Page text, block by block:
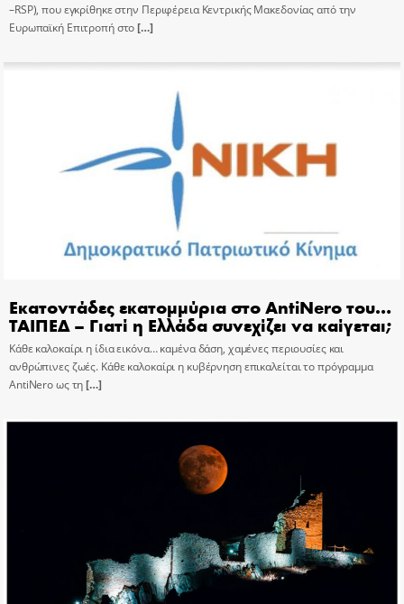
–RSP), που εγκρίθηκε στην Περιφέρεια Κεντρικής Μακεδονίας από την
Ευρωπαϊκή Επιτροπή στο[…]
Εκατοντάδες εκατομμύρια στο AntiNero του…
ΤΑΙΠΕΔ – Γιατί η Ελλάδα συνεχίζει να καίγεται;
Κάθε καλοκαίρι η ίδια εικόνα… καμένα δάση, χαμένες περιουσίες και
ανθρώπινες ζωές. Κάθε καλοκαίρι η κυβέρνηση επικαλείται το πρόγραμμα
AntiNero ως τη[…]